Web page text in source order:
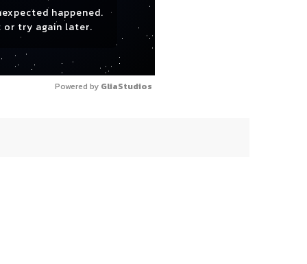
happened.
or try again later.
Powered by GliaStudios